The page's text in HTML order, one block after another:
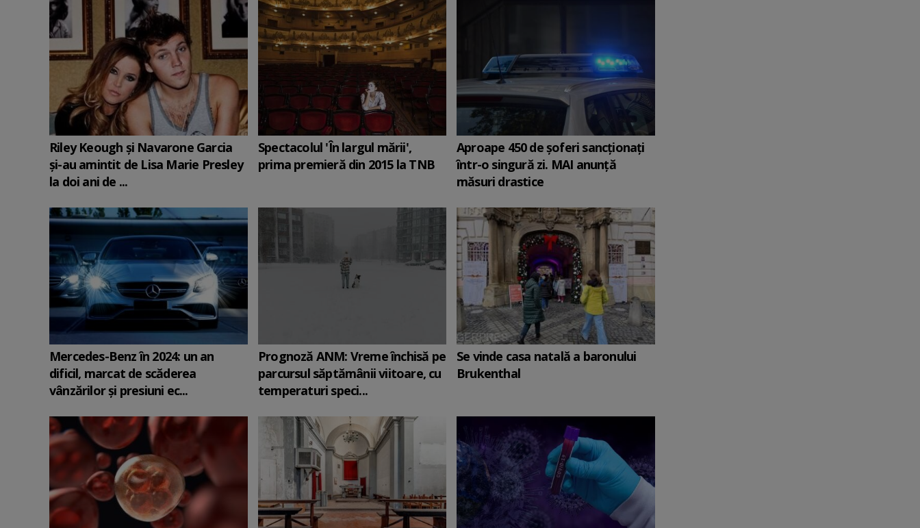
Riley Keough și Navarone Garcia
și-au amintit de Lisa Marie Presley
la doi ani de ...
Spectacolul 'În largul mării',
prima premieră din 2015 la TNB
Aproape 450 de șoferi sancționați
într-o singură zi. MAI anunță
măsuri drastice
Mercedes-Benz în 2024: un an
dificil, marcat de scăderea
vânzărilor și presiuni ec...
Prognoză ANM: Vreme închisă pe
parcursul săptămânii viitoare, cu
temperaturi speci...
Se vinde casa natală a baronului
Brukenthal